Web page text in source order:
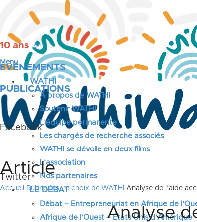
10 ans 🎉
ÉVÉNEMENTS
PUBLICATIONS
Facebook
Twitter
Menu
WATHI
A propos de WATHI
Soutenir WATHI
L’équipe permanente
Les chargés de recherche associés
WATHI se dévoile en deux films
L’association
Nos partenaires
LE DÉBAT
Débat – Entrepreneuriat en Afrique de
Afrique de l’Ouest – États Unis d’Amérique
Article
Accueil Rubriques Le choix de WATHI Analyse de l’aide
Analyse